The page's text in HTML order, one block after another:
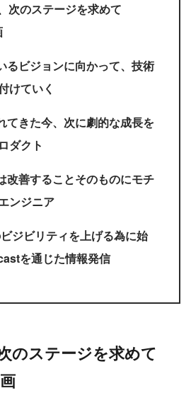
次のステージを求めて
るビジョンに向かって、技術
けていく
てきた今、次に劇的な成長を
ダクト
改善することそのものにモチ
ンジニア
ジビリティを上げる為に始
を通じた情報発信
のステージを求めて